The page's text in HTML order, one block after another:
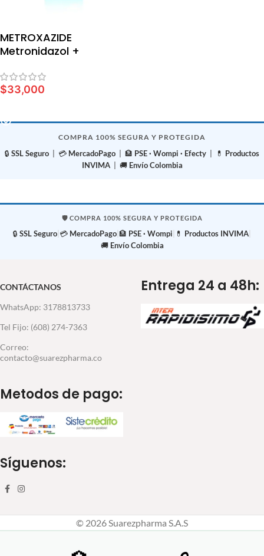
METROXAZIDE
Metronidazol +
x 120 ml
$33,000
COMPRA 100% SEGURA Y PROTEGIDA
🔒 SSL Seguro | 💳 MercadoPago | 🏦 PSE · Wompi · Efecty | 💊 Productos
INVIMA| 🚚 Envío Colombia
🛡️ COMPRA 100% SEGURA Y PROTEGIDA
🔒 SSL Seguro 💳 MercadoPago 🏦 PSE · Wompi 💊 Productos INVIMA
🚚 Envío Colombia
CONTÁCTANOS
WhatsApp: 3178813733
Tel Fijo: (608) 274-7363
Correo:
contacto@suarezpharma.co
Metodos de pago:
Entrega 24 a 48h:
Síguenos:
© 2026 Suarezpharma S.A.S